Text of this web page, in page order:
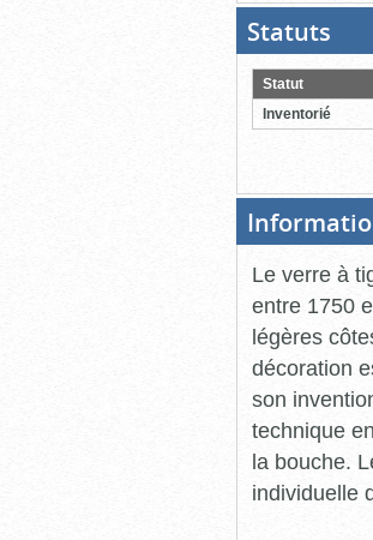
Statuts
pour
Statut
Inventorié
Le verre à
entre 1750
légères
décoration
son
technique
la bouche.
individuelle